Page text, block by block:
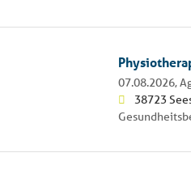
07.08.2026,
38723